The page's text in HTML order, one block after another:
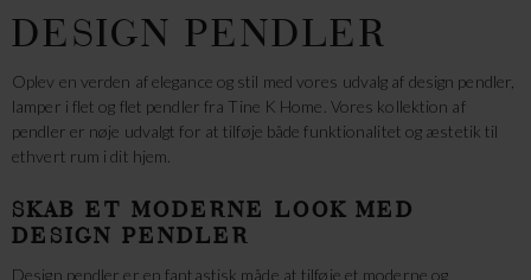
DESIGN PENDLER
Oplev en verden af elegance og stil med vores udvalg af design pendler,
lamper i flet og flet pendler fra Tine K Home. Vores kollektion af
pendler er nøje udvalgt for at tilføje både funktionalitet og æstetik til
ethvert rum i dit hjem.
SKAB ET MODERNE LOOK MED
DESIGN PENDLER
Design pendler er en fantastisk måde at tilføje et moderne og